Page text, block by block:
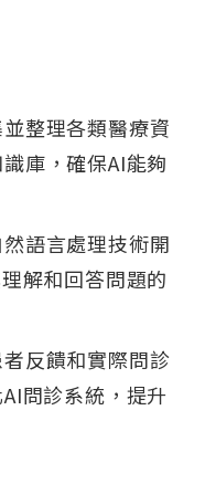
並整理各類醫療資
庫，確保AI能夠
然語言處理技術開
解和回答問題的
者反饋和實際問診
問診系統，提升